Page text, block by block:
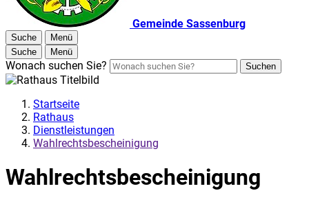
Gemeinde Sassenburg
Suche
Menü
Suche
Menü
Wonach suchen Sie? Suchen
Startseite
Rathaus
Dienstleistungen
Wahlrechtsbescheinigung
Wahlrechtsbescheinigung